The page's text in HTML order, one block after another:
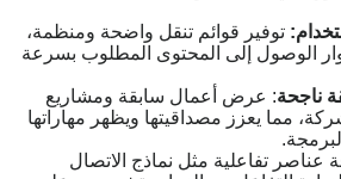
توفير قوائم تنقل واضحة ومنظمة،
الوصول إلى المحتوى المطلوب بسرعة
ناجحة: عرض أعمال سابقة ومشاريع
مما يعزز مصداقيتها ويظهر مهاراتها
عناصر تفاعلية مثل نماذج الاتصال